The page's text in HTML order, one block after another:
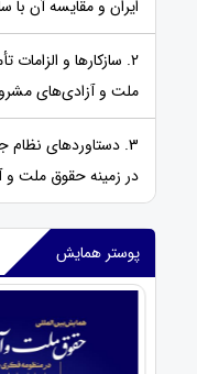
ایران و مقایسه‌ آن با
2. سازکارها و
ملت و آزادی‌های
3. دستاوردهای نظام
در زمینه حقوق ملت
پوستر همایش